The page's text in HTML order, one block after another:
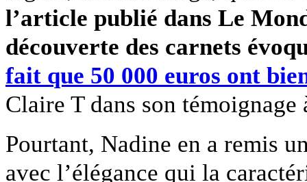
l’article publié dans Le
découverte des carnets
fait que 50 000 euros ont
Claire T dans son témoignage
Pourtant, Nadine en a remis
avec l’élégance qui la